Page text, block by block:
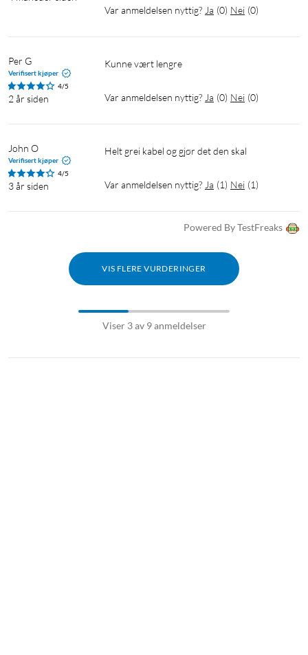
Var anmeldelsen nyttig? Ja (0) Nei (0)
Per G
Verifisert kjøper
4/5
2 år siden
Kunne vært lengre
Var anmeldelsen nyttig? Ja (0) Nei (0)
John O
Verifisert kjøper
4/5
3 år siden
Helt grei kabel og gjør det den skal
Var anmeldelsen nyttig? Ja (1) Nei (1)
Powered By TestFreaks
VIS FLERE VURDERINGER
Viser 3 av 9 anmeldelser